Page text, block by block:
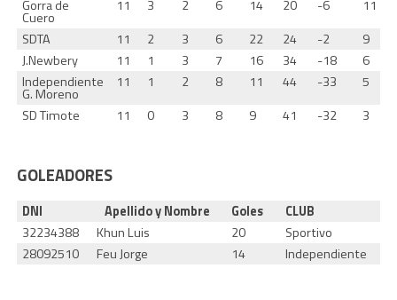
Gorra de
Cuero
11 3 2 6 14 20 -6
11
SDTA
11 2 3 6 22 24 -2
9
J.Newbery
11 1 3 7 16 34 -18
6
Independiente
G. Moreno
11 1 2 8 11 44 -33
5
SD Timote
11 0 3 8 9 41 -32 3
GOLEADORES
DNI Apellido y Nombre Goles
CLUB
32234388
Khun Luis 20
Sportivo
28092510
Feu Jorge 14 Independiente